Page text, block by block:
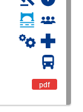
pdf